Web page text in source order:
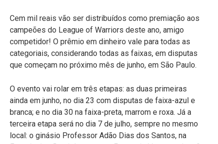
Cem mil reais vão ser distribuídos como premiação aos
campeões do League of Warriors deste ano, amigo
competidor! O prêmio em dinheiro vale para todas as
categoriais, considerando todas as faixas, em disputas
que começam no próximo mês de junho, em São Paulo.
O evento vai rolar em três etapas: as duas primeiras
ainda em junho, no dia 23 com disputas de faixa-azul e
branca; e no dia 30 na faixa-preta, marrom e roxa. Já a
terceira etapa será no dia 7 de julho, sempre no mesmo
local: o ginásio Professor Adão Dias dos Santos, na